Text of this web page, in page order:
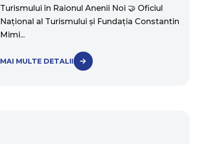
Turismului în Raionul Anenii Noi 🤝 Oficiul
Național al Turismului și Fundația Constantin
Mimi...
MAI MULTE DETALII